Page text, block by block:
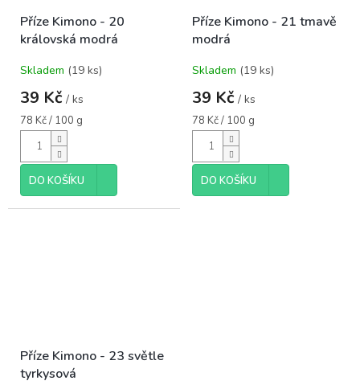
Příze Kimono - 20
královská modrá
Skladem (19 ks)
39 Kč / ks
Měrná
cena:
78 Kč / 100 g
DO KOŠÍKU
Příze Kimono - 21 tmavě
modrá
Skladem (19 ks)
39 Kč / ks
Měrná
cena:
78 Kč / 100 g
DO KOŠÍKU
Příze Kimono - 23 světle
tyrkysová